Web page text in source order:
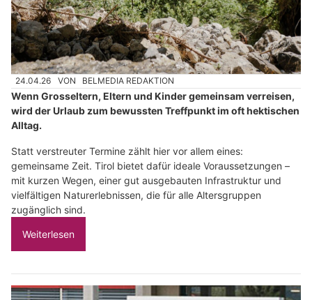
24.04.26 VON BELMEDIA REDAKTION
Wenn Grosseltern, Eltern und Kinder gemeinsam verreisen,
wird der Urlaub zum bewussten Treffpunkt im oft hektischen
Alltag.
Statt verstreuter Termine zählt hier vor allem eines:
gemeinsame Zeit. Tirol bietet dafür ideale Voraussetzungen –
mit kurzen Wegen, einer gut ausgebauten Infrastruktur und
vielfältigen Naturerlebnissen, die für alle Altersgruppen
zugänglich sind.
Weiterlesen